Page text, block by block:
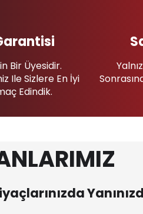
Bir Üyesidir.
Ile Sizlere En İyi
Edindik.